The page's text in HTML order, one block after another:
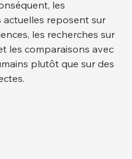
les
actuelles reposent sur
les recherches sur
les comparaisons avec
plutôt que sur des